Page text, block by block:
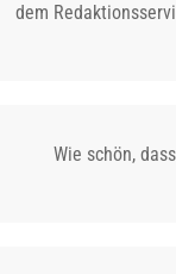
dem
Wie schön,